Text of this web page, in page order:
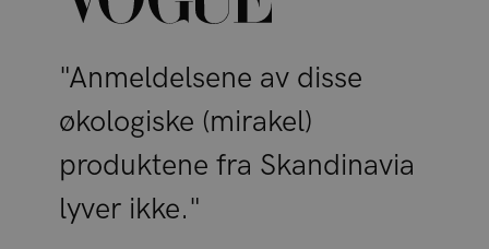
"Anmeldelsene av disse
økologiske (mirakel)
produktene fra Skandinavia
lyver ikke."